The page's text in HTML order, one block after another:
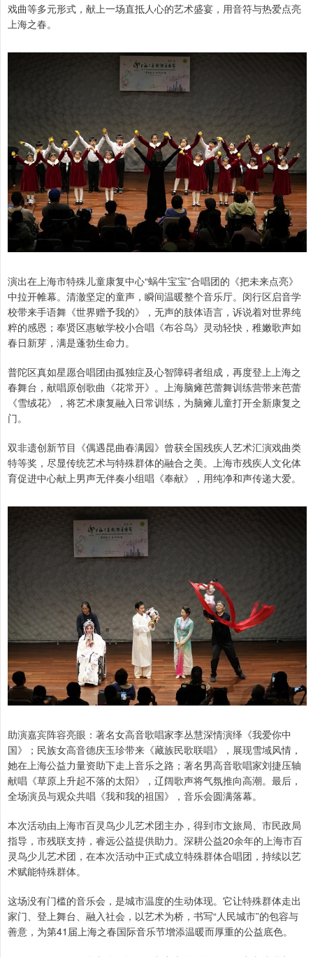
戏曲等多元形式，献上一场直抵人心的艺术盛宴，用音符与热爱点亮
上海之春。
演出在上海市特殊儿童康复中心“蜗牛宝宝”合唱团的《把未来点亮》
中拉开帷幕。清澈坚定的童声，瞬间温暖整个音乐厅。闵行区启音学
校带来手语舞《世界赠予我的》，无声的肢体语言，诉说着对世界纯
粹的感恩；奉贤区惠敏学校小合唱《布谷鸟》灵动轻快，稚嫩歌声如
春日新芽，满是蓬勃生命力。
普陀区真如星愿合唱团由孤独症及心智障碍者组成，再度登上上海之
春舞台，献唱原创歌曲《花常开》。上海脑瘫芭蕾舞训练营带来芭蕾
《雪绒花》，将艺术康复融入日常训练，为脑瘫儿童打开全新康复之
门。
双非遗创新节目《偶遇昆曲春满园》曾获全国残疾人艺术汇演戏曲类
特等奖，尽显传统艺术与特殊群体的融合之美。上海市残疾人文化体
育促进中心献上男声无伴奏小组唱《奉献》，用纯净和声传递大爱。
助演嘉宾阵容亮眼：著名女高音歌唱家李丛慧深情演绎《我爱你中
国》；民族女高音德庆玉珍带来《藏族民歌联唱》，展现雪域风情，
她在上海公益力量资助下走上音乐之路；著名男高音歌唱家刘捷压轴
献唱《草原上升起不落的太阳》，辽阔歌声将气氛推向高潮。最后，
全场演员与观众共唱《我和我的祖国》，音乐会圆满落幕。
本次活动由上海市百灵鸟少儿艺术团主办，得到市文旅局、市民政局
指导，市残联支持，睿远公益提供助力。深耕公益20余年的上海市百
灵鸟少儿艺术团，在本次活动中正式成立特殊群体合唱团，持续以艺
术赋能特殊群体。
这场没有门槛的音乐会，是城市温度的生动体现。它让特殊群体走出
家门、登上舞台、融入社会，以艺术为桥，书写“人民城市”的包容与
善意，为第41届上海之春国际音乐节增添温暖而厚重的公益底色。